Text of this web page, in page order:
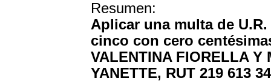
Resumen:
Aplicar una multa de
cinco con cero
VALENTINA FIORELLA Y
YANETTE, RUT 219 613